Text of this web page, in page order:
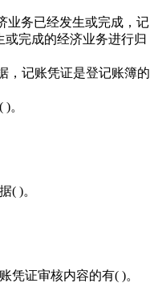
业务已经发生或完成，记
完成的经济业务进行归
，记账凭证是登记账簿的
。
( )。
凭证审核内容的有( )。